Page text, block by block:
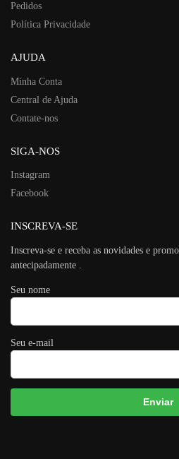
Pedidos
Política Privacidade
AJUDA
Minha Conta
Central de Ajuda
Contate-nos
SIGA-NOS
Instagram
Facebook
INSCREVA-SE
Inscreva-se e receba as novidades e
antecipadamente .
Seu nome
Seu e-mail